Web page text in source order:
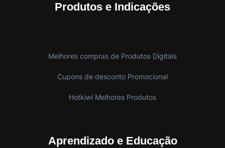
Produtos e Indicações
Melhores compras de Produtos Digitais
Cupons de desconto Promocional
Hotkiwi Melhores Produtos
Aprendizado e Educação